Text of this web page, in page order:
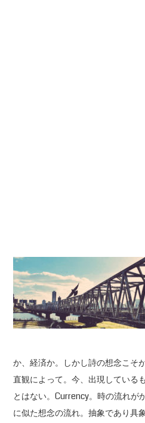
か、経済か。しかし詩の想念こそ
直観によって。今、出現している
とはない。Currency。時の流れが
に似た想念の流れ。抽象であり具